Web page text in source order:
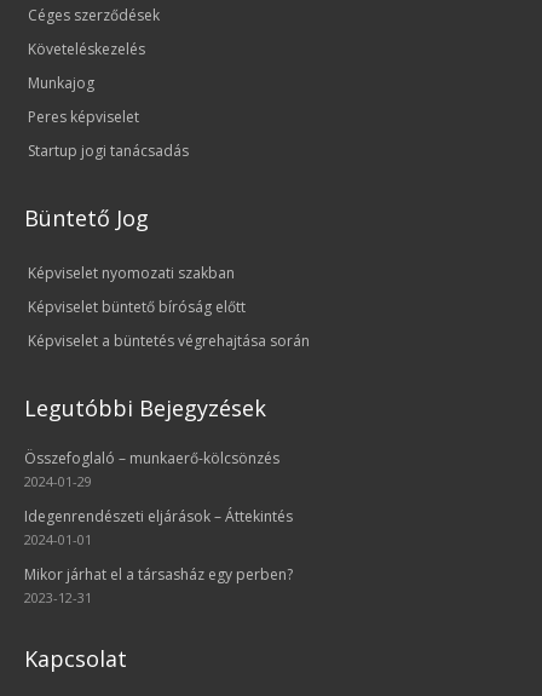
Céges szerződések
Követeléskezelés
Munkajog
Peres képviselet
Startup jogi tanácsadás
Büntető Jog
Képviselet nyomozati szakban
Képviselet büntető bíróság előtt
Képviselet a büntetés végrehajtása során
Legutóbbi Bejegyzések
Összefoglaló – munkaerő-kölcsönzés
2024-01-29
Idegenrendészeti eljárások – Áttekintés
2024-01-01
Mikor járhat el a társasház egy perben?
2023-12-31
Kapcsolat